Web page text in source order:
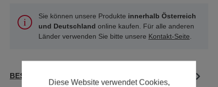
Sie können unsere Produkte innerhalb Österreich
und Deutschland online kaufen. Für alle anderen
Länder verwenden Sie bitte unsere Kontakt-Seite.
BESCHREIBUNG
Diese Website verwendet Cookies,